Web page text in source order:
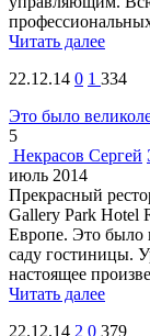
Читать далее
22.12.14 0 1 334
Это было
5
Некрасов Сергей
июль 2014
Прекрасный
Gallery Park Hotel
Европе. Это было
саду гостиницы.
настоящее
Читать далее
22.12.14 2 0 379